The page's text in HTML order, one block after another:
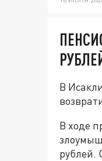
В
В ходе
рублей.